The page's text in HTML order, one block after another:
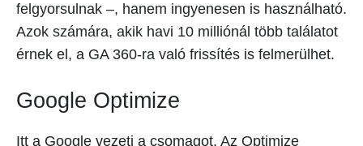
felgyorsulnak –, hanem ingyenesen is használható.
Azok számára, akik havi 10 milliónál több találatot
érnek el, a GA 360-ra való frissítés is felmerülhet.
Google Optimize
Itt a Google vezeti a csomagot. Az Optimize